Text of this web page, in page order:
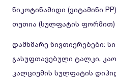
ნიკოტინამიდი (ვიტამინი
თუთია (სულფატის ფორმით)
დამხმარე ნივთიერებები:
გასუფთავებული ტალკი,
კალციუმის სულფატის